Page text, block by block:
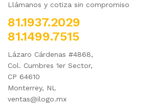
Llámanos y cotiza sin compromiso
81.1937.2029
81.1499.7515
Lázaro Cárdenas #4868,
Col. Cumbres 1er Sector,
CP 64610
Monterrey, NL
ventas@ilogo.mx